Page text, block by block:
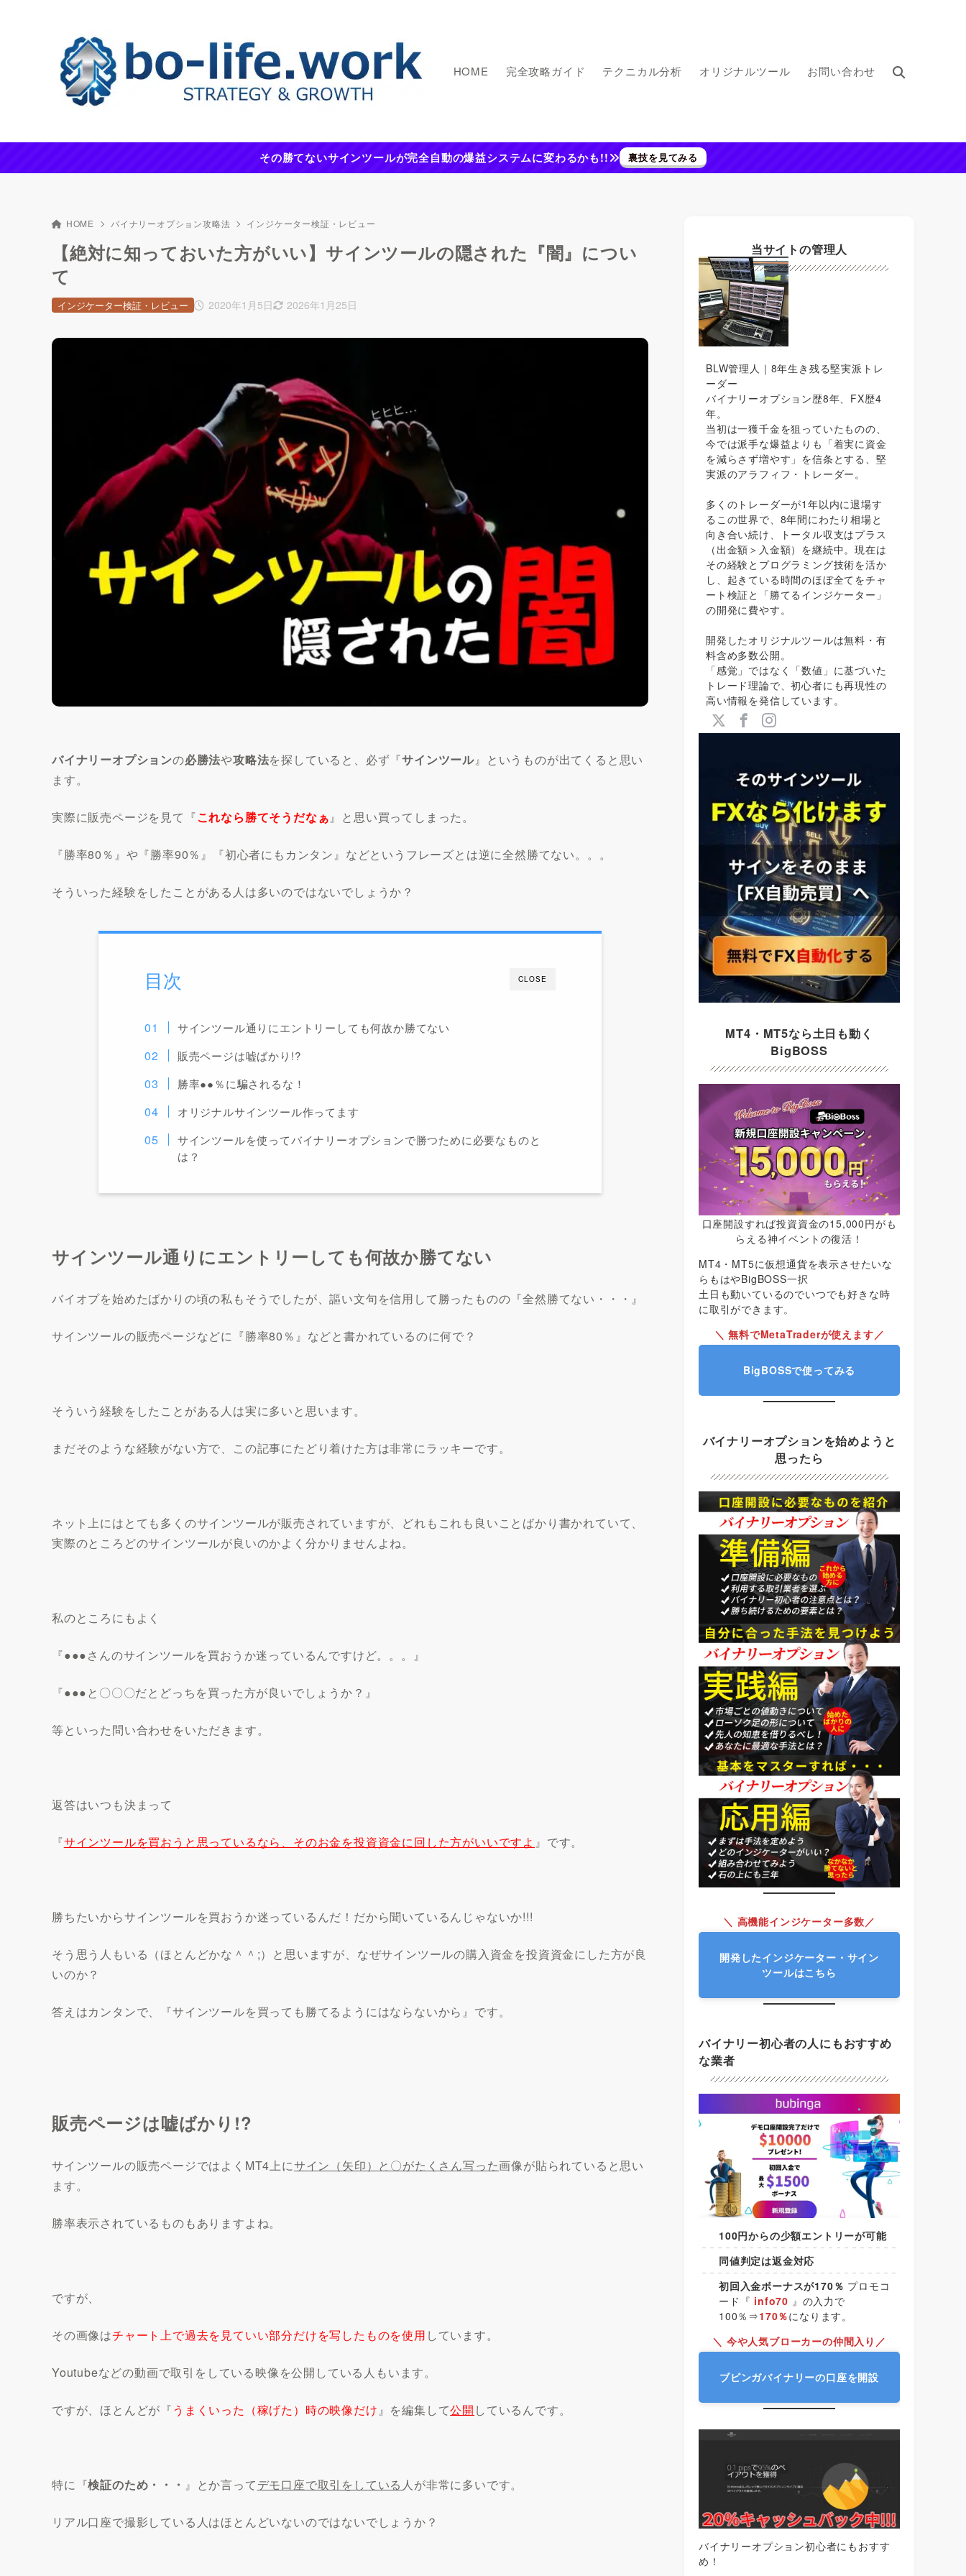
HOME 完全攻略ガイド テクニカル分析 オリジナルツール お問い合わせ
その勝てないサインツールが完全自動の爆益システムに変わるかも!! 裏技を見てみる
HOME バイナリーオプション攻略法 インジケーター検証・レビュー
【絶対に知っておいた方がいい】サインツールの隠された『闇』につい
て
2020年1月5日 2026年1月25日
インジケーター検証・レビュー
バイナリーオプションの必勝法や攻略法を探していると、必ず『サインツール』というものが出てくると思い
ます。
実際に販売ページを見て『これなら勝てそうだなぁ 』と思い買ってしまった。
『勝率80％ 』や『勝率90％ 』『初心者にもカンタン 』などというフレーズとは逆に全然勝てない。。。
そういった経験をしたことがある人は多いのではないでしょうか？
CLOSE
目次
サインツール通りにエントリーしても何故か勝てない
販売ページは嘘ばかり!?
勝率●●％に騙されるな！
オリジナルサインツール作ってます
サインツールを使ってバイナリーオプションで勝つために必要なものと
は？
サインツール通りにエントリーしても何故か勝てない
バイオプを始めたばかりの頃の私もそうでしたが、謳い文句を信用して勝ったものの『全然勝てない・・・』
サインツールの販売ページなどに『勝率80％』などと書かれているのに何で？
そういう経験をしたことがある人は実に多いと思います。
まだそのような経験がない方で、この記事にたどり着けた方は非常にラッキーです。
ネット上にはとても多くのサインツールが販売されていますが、どれもこれも良いことばかり書かれていて、
実際のところどのサインツールが良いのかよく分かりませんよね。
私のところにもよく
『●●●さんのサインツールを買おうか迷っているんですけど。。。』
『●●●と〇〇〇だとどっちを買った方が良いでしょうか？』
等といった問い合わせをいただきます。
返答はいつも決まって
『サインツールを買おうと思っているなら、そのお金を投資資金に回した方がいいですよ 』です。
勝ちたいからサインツールを買おうか迷っているんだ！ だから聞いているんじゃないか!!!
そう思う人もいる（ほとんどかな＾＾;）と思いますが、なぜサインツールの購入資金を投資資金にした方が良
いのか？
答えはカンタンで、『サインツールを買っても勝てるようにはならないから 』です。
販売ページは嘘ばかり!?
サインツールの販売ページではよくMT4上にサイン（矢印）と〇がたくさん写った画像が貼られていると思い
ます。
勝率表示されているものもありますよね。
ですが、
その画像はチャート上で過去を見ていい部分だけを写したものを使用 しています。
Youtubeなどの動画で取引をしている映像を公開している人もいます。
ですが、ほとんどが『 うまくいった（稼げた）時の映像だけ』を編集して公開 しているんです。
特に『検証のため・・・ 』とか言ってデモ口座で取引をしている 人が非常に多いです。
リアル口座で撮影している人はほとんどいないのではないでしょうか？
当サイトの管理人
BLW管理人｜8年生き残る堅実派トレ
ーダー
バイナリーオプション歴8年、FX歴4
年。
当初は一獲千金を狙っていたものの、
今では派手な爆益よりも「着実に資金
を減らさず増やす」を信条とする、堅
実派のアラフィフ・トレーダー。
多くのトレーダーが1年以内に退場す
るこの世界で、8年間にわたり相場と
向き合い続け、トータル収支はプラス
（出金額＞入金額）を継続中。現在は
その経験とプログラミング技術を活か
し、起きている時間のほぼ全てをチャ
ート検証と「勝てるインジケーター」
の開発に費やす。
開発したオリジナルツールは無料・有
料含め多数公開。
「感覚」ではなく「数値」に基づいた
トレード理論で、初心者にも再現性の
高い情報を発信しています。
MT4・MT5なら土日も動く
BigBOSS
口座開設すれば投資資金の15,000円がも
らえる神イベントの復活！
MT4・MT5に仮想通貨を表示させたいな
らもはやBigBOSS一択
土日も動いているのでいつでも好きな時
に取引ができます。
＼ 無料でMetaTraderが使えます／
BigBOSSで使ってみる
バイナリーオプションを始めようと
思ったら
＼ 高機能インジケーター多数／
開発したインジケーター・サイン
ツールはこちら
バイナリー初心者の人にもおすすめ
な業者
100円からの少額エントリーが可能
同値判定は返金対応
初回入金ボーナスが170％ プロモコ
ード『 info70 』の入力で
100％⇒170％になります。
＼ 今や人気ブローカーの仲間入り／
ブビンガバイナリーの口座を開設
バイナリーオプション初心者にもおすす
め！